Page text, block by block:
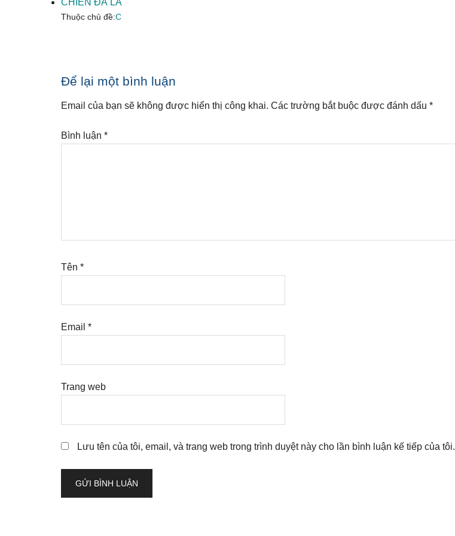
CHIÊN ĐÀ LA
Thuộc chủ đề:C
Reader
Interactions
Để lại một bình luận
Email của bạn sẽ không được hiển thị công khai. Các trường bắt buộc được đánh dấu *
Bình luận *
Tên *
Email *
Trang web
Lưu tên của tôi, email, và trang web trong trình duyệt này cho lần bình luận kế tiếp của tôi.